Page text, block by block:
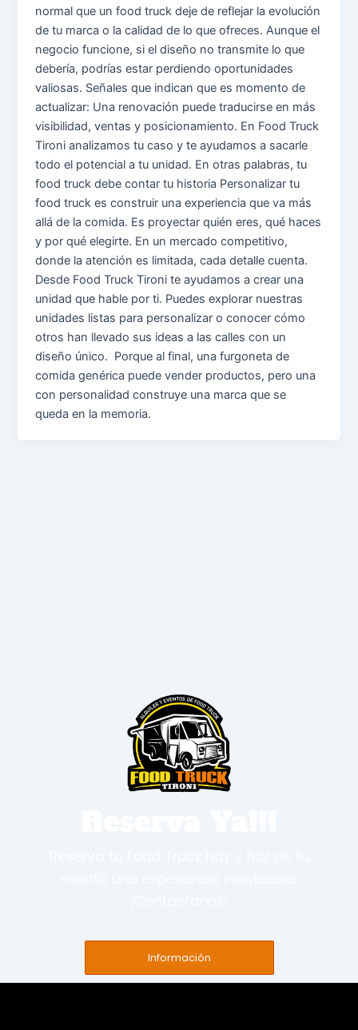
normal que un food truck deje de reflejar la evolución
de tu marca o la calidad de lo que ofreces. Aunque el
negocio funcione, si el diseño no transmite lo que
debería, podrías estar perdiendo oportunidades
valiosas. Señales que indican que es momento de
actualizar: Una renovación puede traducirse en más
visibilidad, ventas y posicionamiento. En Food Truck
Tironi analizamos tu caso y te ayudamos a sacarle
todo el potencial a tu unidad. En otras palabras, tu
food truck debe contar tu historia Personalizar tu
food truck es construir una experiencia que va más
allá de la comida. Es proyectar quién eres, qué haces
y por qué elegirte. En un mercado competitivo,
donde la atención es limitada, cada detalle cuenta.
Desde Food Truck Tironi te ayudamos a crear una
unidad que hable por ti. Puedes explorar nuestras
unidades listas para personalizar o conocer cómo
otros han llevado sus ideas a las calles con un
diseño único. Porque al final, una furgoneta de
comida genérica puede vender productos, pero una
con personalidad construye una marca que se
queda en la memoria.
Información